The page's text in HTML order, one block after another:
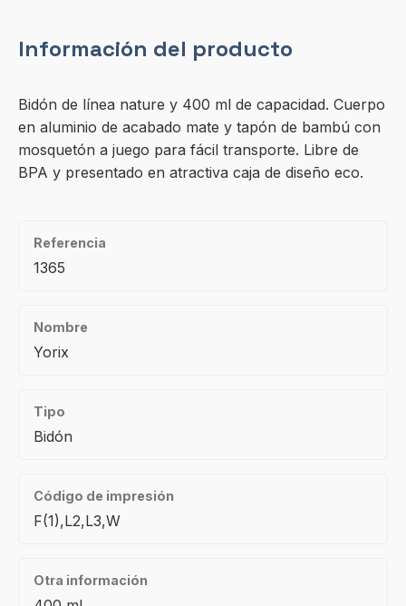
Información del producto
Bidón de línea nature y 400 ml de capacidad. Cuerpo
en aluminio de acabado mate y tapón de bambú con
mosquetón a juego para fácil transporte. Libre de
BPA y presentado en atractiva caja de diseño eco.
Referencia
1365
Nombre
Yorix
Tipo
Bidón
Código de impresión
F(1),L2,L3,W
Otra información